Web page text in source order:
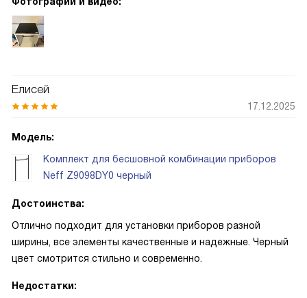
Елисей
17.12.2025
Модель:
Комплект для бесшовной комбинации приборов
Neff Z9098DY0 черный
Достоинства:
Отлично подходит для установки приборов разной
ширины, все элементы качественные и надежные. Черный
цвет смотрится стильно и современно.
Недостатки: